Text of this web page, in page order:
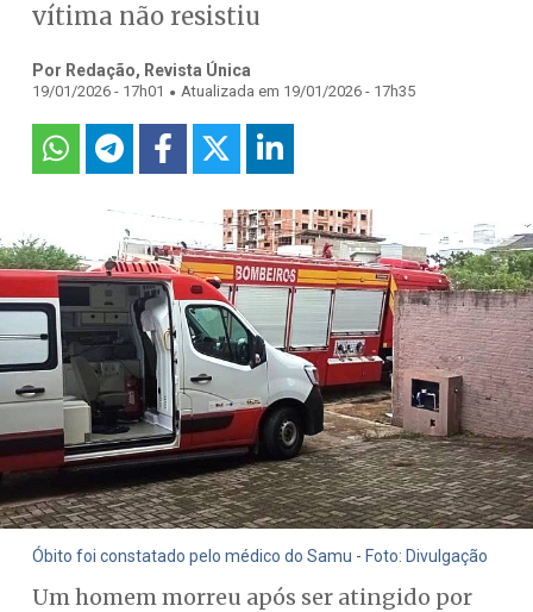
vítima não resistiu
Por Redação, Revista Única
19/01/2026 - 17h01 . Atualizada em 19/01/2026 - 17h35
Óbito foi constatado pelo médico do Samu - Foto: Divulgação
Um homem morreu após ser atingido por